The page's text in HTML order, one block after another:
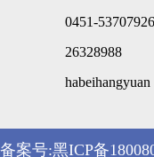
0451-
26328988
habeihangyuan
备案号:黑ICP备